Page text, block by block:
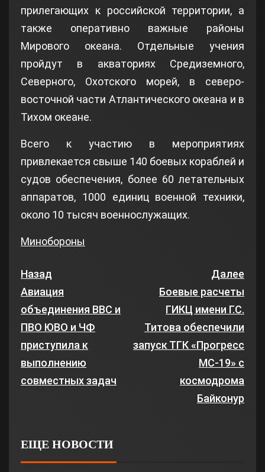
прилегающих к российской территории, а
также оперативно важные районы
Мирового океана. Отдельные учения
пройдут в акваториях Средиземного,
Северного, Охотского морей, в северо-
восточной части Атлантического океана и в
Тихом океане.
Всего к участию в мероприятиях
привлекается свыше 140 боевых кораблей и
судов обеспечения, более 60 летательных
аппаратов, 1000 единиц военной техники,
около 10 тысяч военнослужащих.
Минобороны
Назад
Авиация
объединения ВВС и
ПВО ЮВО и ЧФ
приступила к
выполнению
совместных задач
Далее
Боевые расчеты
ГИКЦ имени Г.С.
Титова обеспечили
запуск ТГК «Прогресс
МС-19» с
космодрома
Байконур
ЕЩЕ НОВОСТИ